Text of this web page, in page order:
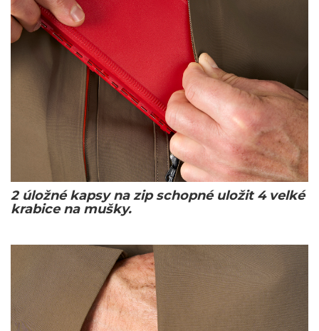
2 úložné kapsy na zip schopné uložit 4 velké
krabice na mušky.